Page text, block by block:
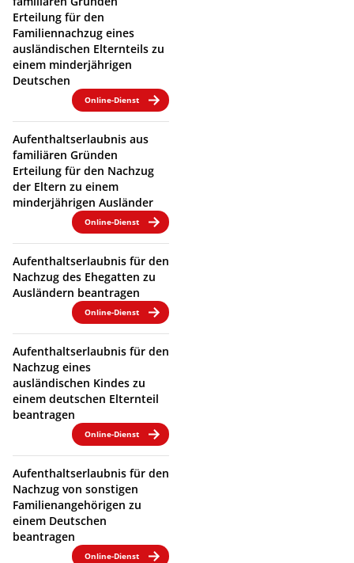
Erteilung für den
Familiennachzug eines
ausländischen Elternteils zu
einem minderjährigen
Deutschen
Online-Dienst
Aufenthaltserlaubnis aus
familiären Gründen
Erteilung für den Nachzug
der Eltern zu einem
minderjährigen Ausländer
Online-Dienst
Aufenthaltserlaubnis für den
Nachzug des Ehegatten zu
Ausländern beantragen
Online-Dienst
Aufenthaltserlaubnis für den
Nachzug eines
ausländischen Kindes zu
einem deutschen Elternteil
beantragen
Online-Dienst
Aufenthaltserlaubnis für den
Nachzug von sonstigen
Familienangehörigen zu
einem Deutschen
beantragen
Online-Dienst